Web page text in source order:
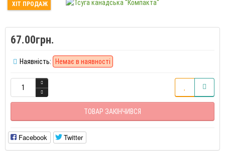
ХІТ ПРОДАЖ
67.00грн.
Наявність: Немає в наявності
ТОВАР ЗАКІНЧИВСЯ
Facebook Twitter